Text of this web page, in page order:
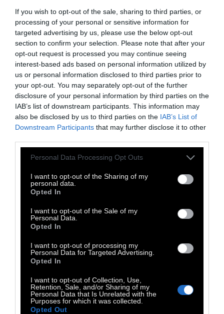
If you wish to opt-out of the sale, sharing to third parties, or
processing of your personal or sensitive information for
targeted advertising by us, please use the below opt-out
section to confirm your selection. Please note that after your
opt-out request is processed you may continue seeing
interest-based ads based on personal information utilized by
us or personal information disclosed to third parties prior to
your opt-out. You may separately opt-out of the further
disclosure of your personal information by third parties on the
IAB’s list of downstream participants. This information may
also be disclosed by us to third parties on the IAB’s List of
Downstream Participants that may further disclose it to other
Personal Data Processing Opt Outs
I want to opt-out of the Sharing of my
personal data.
Opted In
I want to opt-out of the Sale of my
Personal Data.
Opted In
I want to opt-out of processing my
Personal Data for Targeted Advertising.
Opted In
I want to opt-out of Collection, Use,
Retention, Sale, and/or Sharing of my
Personal Data that Is Unrelated with the
Purposes for which it was collected.
Opted Out
Η ΑΦΗΡΗΜΑΔΑ ΣΕ ΑΡΙΘΜΟΥΣ:Αφηρημάδα
σημαίνει είτε η χρήση του κινητού, είτε το να
ψάχνουμε κάτι στο ντουλαπάκι. Ακόμα και η
χρήση του ραδιοφώνου ή του κλιματισμού
μπορεί να μας κάνει να αφαιρεθούμε. 12
φορές αυξάνεται ο κίνδυνος όταν
πληκτρολογούμε στο κινητό μας έναν
αριθμό. Το σερφάρισμα στο διαδίκτυο
αυξάνει τον κίνδυνο κατά 6 φορές, όσο
δηλαδή και το να στείλουμε sms ή το να
σκύψουμε να πιάσουμε το κινητό μας.